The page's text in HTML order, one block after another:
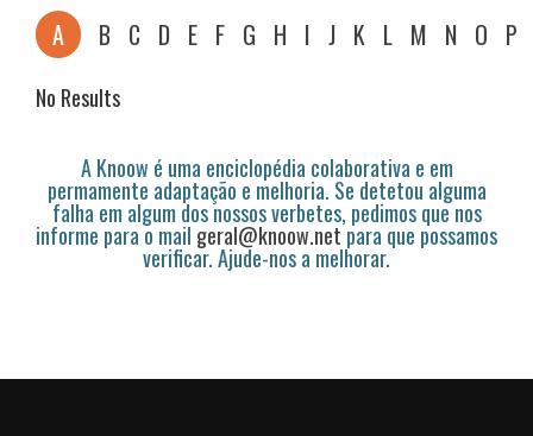
A B C D E F G H I J K L M N O P
No Results
A Knoow é uma enciclopédia colaborativa e em
permamente adaptação e melhoria. Se detetou alguma
falha em algum dos nossos verbetes, pedimos que nos
informe para o mail geral@knoow.netpara que possamos
verificar. Ajude-nos a melhorar.